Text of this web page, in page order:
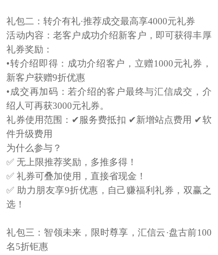
礼包二：转介有礼·推荐成交最高享4000元礼券
活动内容：老客户成功介绍新客户，即可获得丰厚
礼券奖励：
•转介绍即得： 成功介绍客户，立赠1000元礼券 ，
新客户获赠9折优惠
•成交再加码：若介绍的客户最终与汇信成交，介
绍人可再获3000元礼券。
礼券使用范围： ✔服务费抵扣 ✔新增站点费用 ✔软
件升级费用
为什么参与？
✅ 无上限推荐奖励，多推多得！
✅ 礼券可叠加使用，直接省现金！
✅ 助力朋友享9折优惠，自己赚福利礼券，双赢之
选！
礼包三：智领未来，限时尊享，汇信云·盘古前100
名5折钜惠